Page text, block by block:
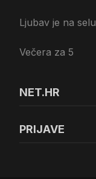
Ljubav je na selu
Večera za 5
NET.HR
PRIJAVE